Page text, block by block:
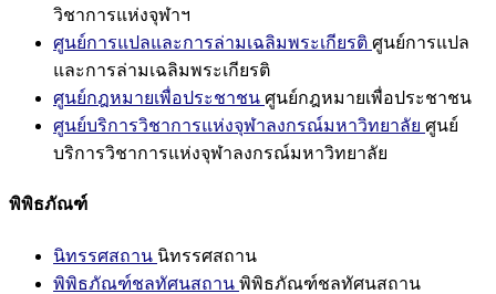
วิชาการแห่งจุฬาฯ
ศูนย์การแปลและการล่ามเฉลิมพระเกียรติ ศูนย์การแปล
และการล่ามเฉลิมพระเกียรติ
ศูนย์กฎหมายเพื่อประชาชน ศูนย์กฎหมายเพื่อประชาชน
ศูนย์บริการวิชาการแห่งจุฬาลงกรณ์มหาวิทยาลัย ศูนย์
บริการวิชาการแห่งจุฬาลงกรณ์มหาวิทยาลัย
พิพิธภัณฑ์
นิทรรศสถาน นิทรรศสถาน
พิพิธภัณฑ์ชลทัศนสถาน พิพิธภัณฑ์ชลทัศนสถาน